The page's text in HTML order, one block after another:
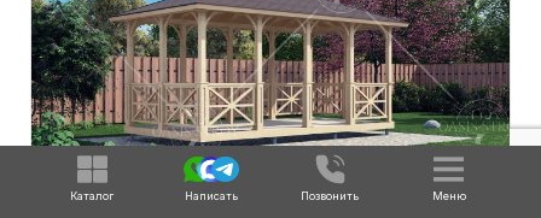
Каталог Написать Позвонить Меню